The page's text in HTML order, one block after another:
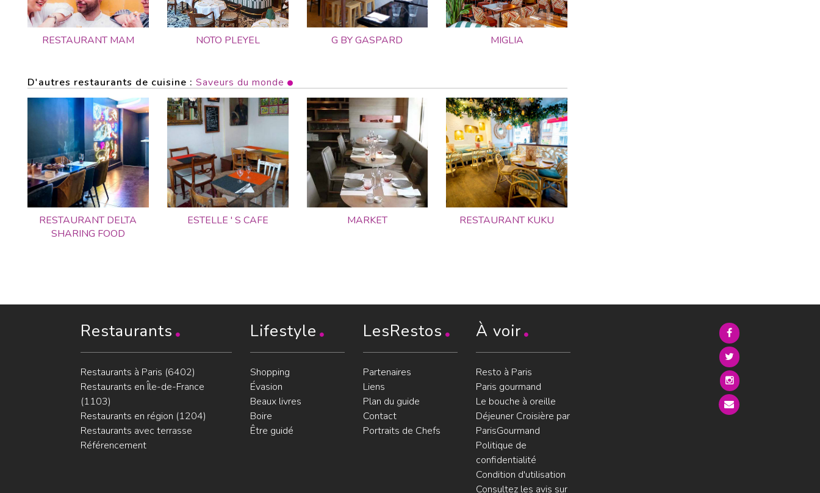
RESTAURANT MAM NOTO PLEYEL G BY GASPARD MIGLIA
D'autres restaurants de cuisine : Saveurs du monde
RESTAURANT DELTA
SHARING FOOD
ESTELLE ' S CAFE MARKET RESTAURANT KUKU
Restaurants
Restaurants à Paris (6402)
Restaurants en Île-de-France
(1103)
Restaurants en région (1204)
Restaurants avec terrasse
Référencement
Lifestyle
Shopping
Évasion
Beaux livres
Boire
Être guidé
LesRestos
Partenaires
Liens
Plan du guide
Contact
Portraits de Chefs
À voir
Resto à Paris
Paris gourmand
Le bouche à oreille
Déjeuner Croisière par
ParisGourmand
Politique de
confidentialité
Condition d'utilisation
Consultez les avis sur